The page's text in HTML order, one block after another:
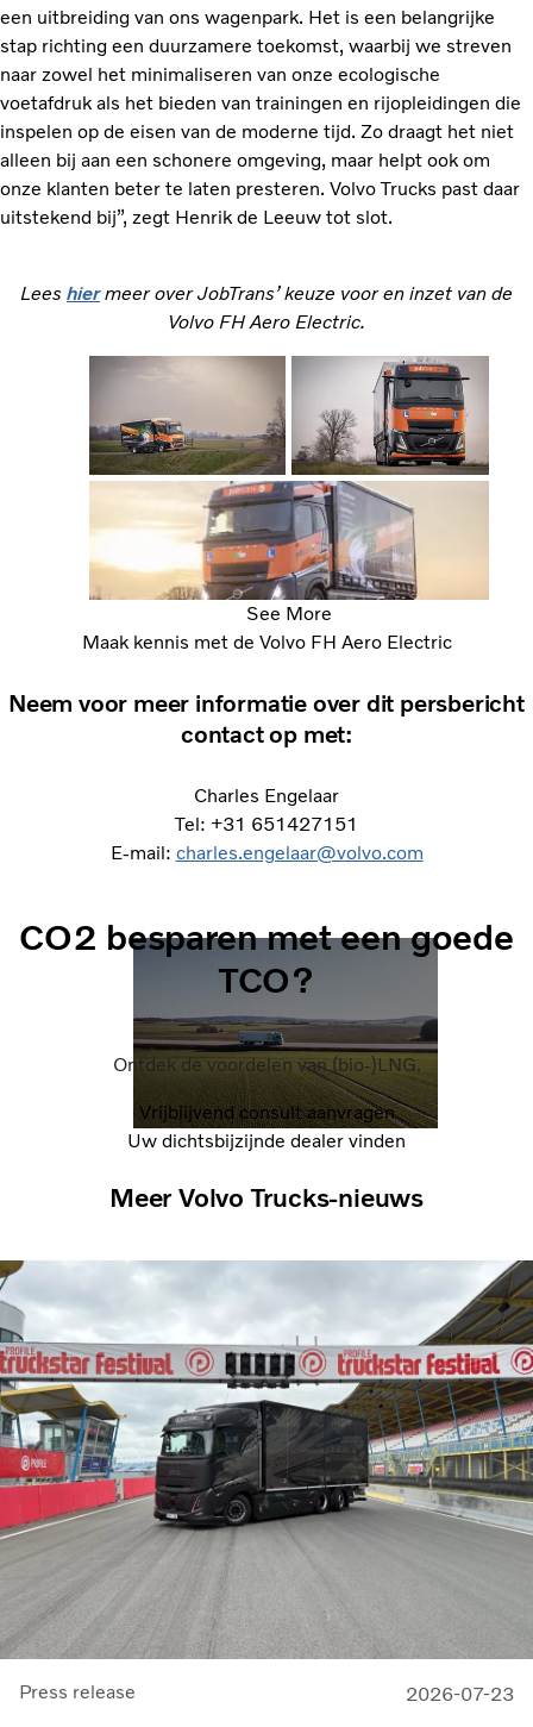
een uitbreiding van ons wagenpark. Het is een belangrijke
stap richting een duurzamere toekomst, waarbij we streven
naar zowel het minimaliseren van onze ecologische
voetafdruk als het bieden van trainingen en rijopleidingen die
inspelen op de eisen van de moderne tijd. Zo draagt het niet
alleen bij aan een schonere omgeving, maar helpt ook om
onze klanten beter te laten presteren. Volvo Trucks past daar
uitstekend bij”, zegt Henrik de Leeuw tot slot.
Lees hiermeer over JobTrans’ keuze voor en inzet van de
Volvo FH Aero Electric.
See More
Maak kennis met de Volvo FH Aero Electric
Neem voor meer informatie over dit persbericht
contact op met:
Charles Engelaar
Tel: +31 651427151
E-mail: charles.engelaar@volvo.com
CO2 besparen met een goede
TCO?
Ontdek de voordelen van (bio-)LNG.
Vrijblijvend consult aanvragen
Uw dichtsbijzijnde dealer vinden
Meer Volvo Trucks-nieuws
Press release 2026-07-23